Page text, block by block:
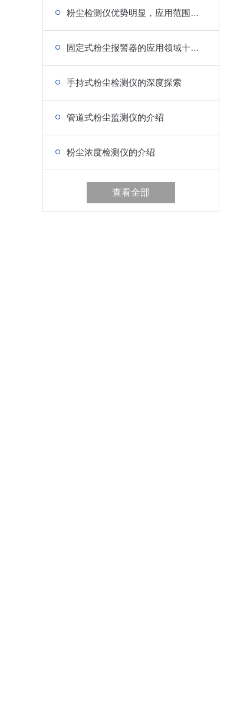
粉尘检测仪优势明显，应用范围广泛
固定式粉尘报警器的应用领域十分广泛
手持式粉尘检测仪的深度探索
管道式粉尘监测仪的介绍
粉尘浓度检测仪的介绍
查看全部